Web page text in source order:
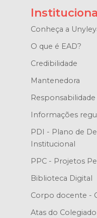
Conheça a
O que é EAD?
Credibilidade
Mantenedora
Informações
PDI - Plano de
Institucional
PPC - Projetos
Biblioteca Digital
Corpo docente -
Atas do Colegiado